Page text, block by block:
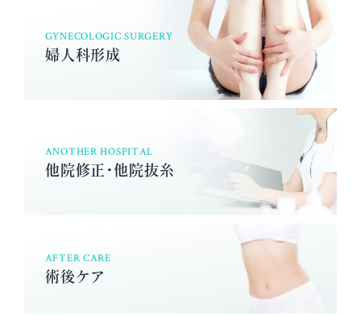
GYNECOLOGIC SURGERY
婦人科形成
ANOTHER HOSPITAL
他院修正･他院抜糸
AFTER CARE
術後ケア